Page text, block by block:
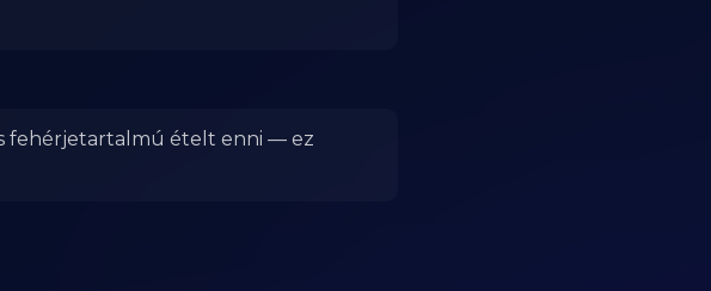
fehérjetartalmú ételt enni — ez